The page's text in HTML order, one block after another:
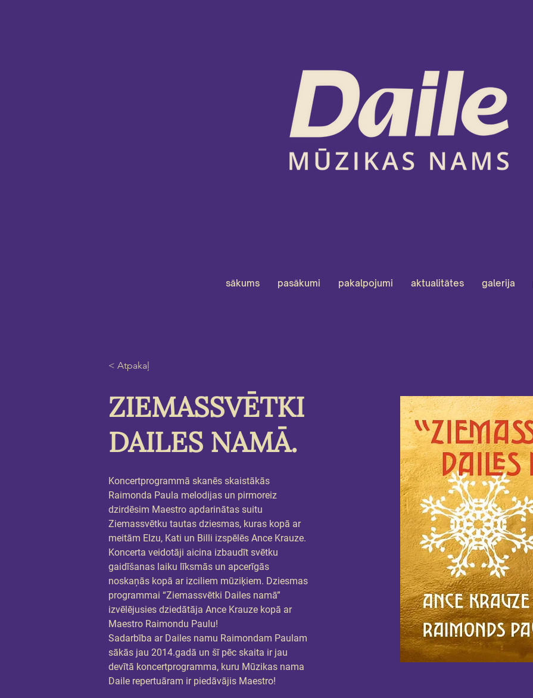
sākums pasākumi pakalpojumi aktualitātes galerija
< Atpakaļ
ZIEMASSVĒTKI
DAILES NAMĀ.
Koncertprogrammā skanēs skaistākās
Raimonda Paula melodijas un pirmoreiz
dzirdēsim Maestro apdarinātas suitu
Ziemassvētku tautas dziesmas, kuras kopā ar
meitām Elzu, Kati un Billi izspēlēs Ance Krauze.
Koncerta veidotāji aicina izbaudīt svētku
gaidīšanas laiku līksmās un apcerīgās
noskaņās kopā ar izciliem mūziķiem. Dziesmas
programmai “Ziemassvētki Dailes namā”
izvēlējusies dziedātāja Ance Krauze kopā ar
Maestro Raimondu Paulu!
Sadarbība ar Dailes namu Raimondam Paulam
sākās jau 2014.gadā un šī pēc skaita ir jau
devītā koncertprogramma, kuru Mūzikas nama
Daile repertuāram ir piedāvājis Maestro!